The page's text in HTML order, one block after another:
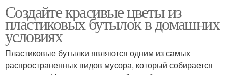
Создайте красивые цветы из
пластиковых бутылок в домашних
условиях
Пластиковые бутылки являются одним из самых
распространенных видов мусора, который собирается